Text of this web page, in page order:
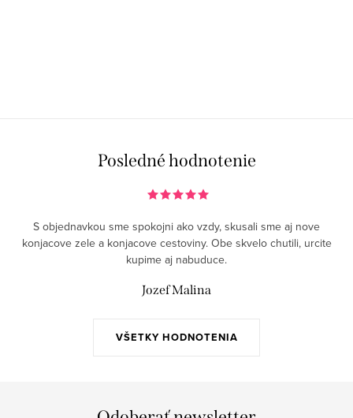
Posledné hodnotenie
VŠETKY HODNOTENIA
S objednavkou sme spokojni ako vzdy, skusali sme aj nove
konjacove zele a konjacove cestoviny. Obe skvelo chutili, urcite
kupime aj nabuduce.
Jozef Malina